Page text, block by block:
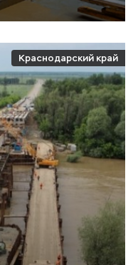
Краснодарский край